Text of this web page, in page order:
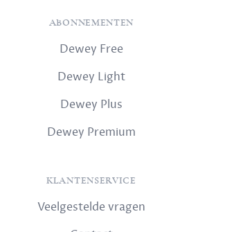
ABONNEMENTEN
Dewey Free
Dewey Light
Dewey Plus
Dewey Premium
KLANTENSERVICE
Veelgestelde vragen